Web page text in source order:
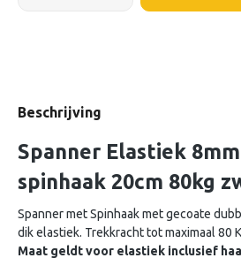
Beschrijving
Spanner Elastiek
spinhaak 20cm 80kg
Spanner met Spinhaak met gecoate
dik elastiek. Trekkracht tot maximaal 80
Maat geldt voor elastiek inclusief